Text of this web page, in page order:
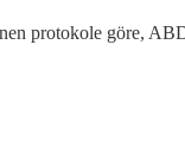
protokole göre,